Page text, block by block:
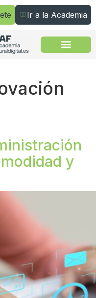
Ir a la Academia
y